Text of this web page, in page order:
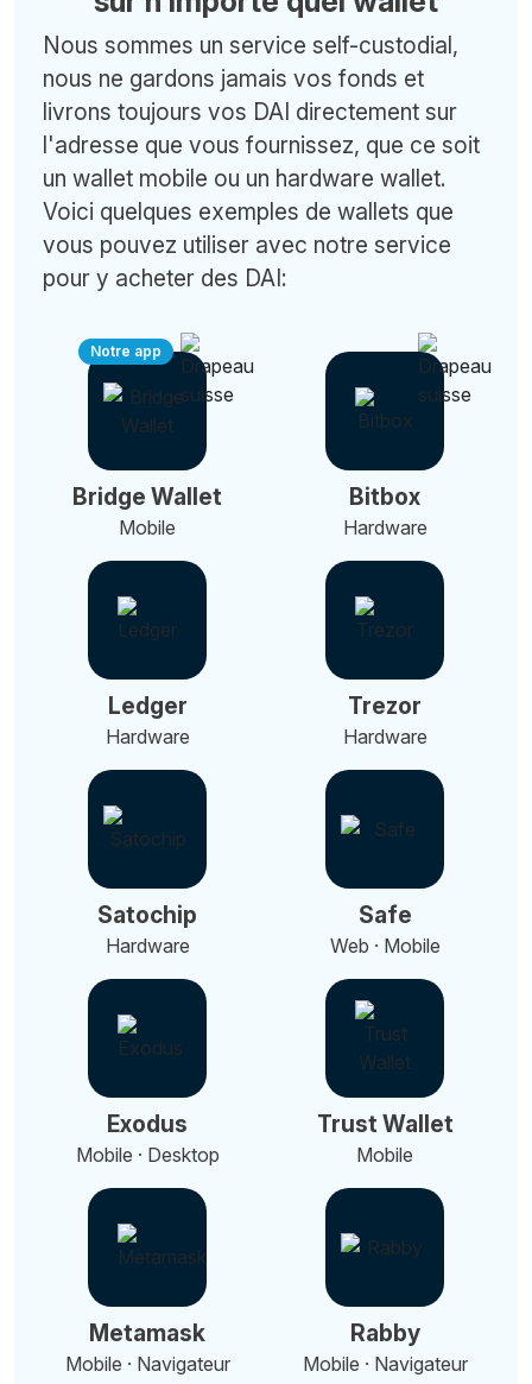
Nous sommes un service self-custodial,
nous ne gardons jamais vos fonds et
livrons toujours vos DAI directement sur
l'adresse que vous fournissez, que ce soit
un wallet mobile ou un hardware wallet.
Voici quelques exemples de wallets que
vous pouvez utiliser avec notre service
pour y acheter des DAI:
Notre app
Bridge Wallet
Mobile
Bitbox
Hardware
Ledger
Hardware
Trezor
Hardware
Satochip
Hardware
Safe
Web · Mobile
Exodus
Mobile · Desktop
Trust Wallet
Mobile
Metamask
Mobile · Navigateur
Rabby
Mobile · Navigateur